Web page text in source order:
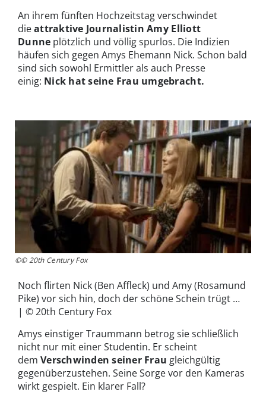
An ihrem fünften Hochzeitstag verschwindet
dieattraktive Journalistin Amy Elliott
Dunne plötzlich und völlig spurlos. Die Indizien
häufen sich gegen Amys Ehemann Nick. Schon bald
sind sich sowohl Ermittler als auch Presse
einig: Nick hat seine Frau umgebracht.
©© 20th Century Fox
Noch flirten Nick (Ben Affleck) und Amy (Rosamund
Pike) vor sich hin, doch der schöne Schein trügt …
| © 20th Century Fox
Amys einstiger Traummann betrog sie schließlich
nicht nur mit einer Studentin. Er scheint
dem Verschwinden seiner Frau gleichgültig
gegenüberzustehen. Seine Sorge vor den Kameras
wirkt gespielt. Ein klarer Fall?